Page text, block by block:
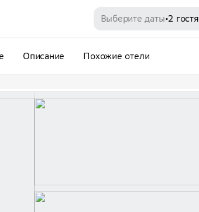
Выберите даты•2 гостя
Описание Похожие отели